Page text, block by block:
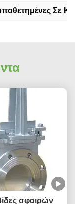
Σε
σφαιρών